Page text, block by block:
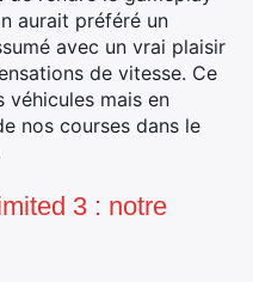
aurait préféré un
avec un vrai plaisir
de vitesse. Ce
véhicules mais en
nos courses dans le
3 : notre